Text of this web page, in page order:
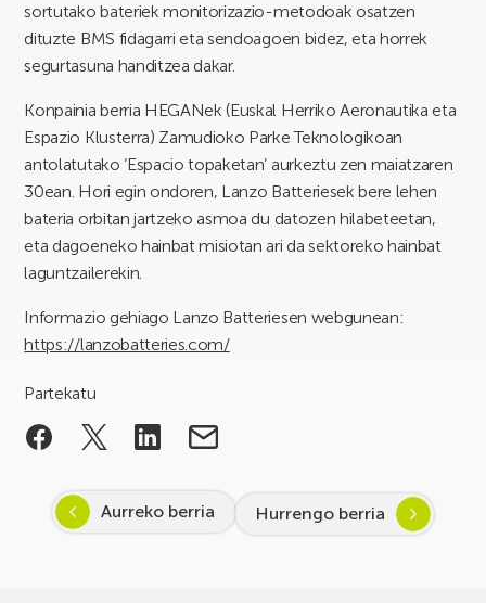
sortutako bateriek monitorizazio-metodoak osatzen
dituzte BMS fidagarri eta sendoagoen bidez, eta horrek
segurtasuna handitzea dakar.
Konpainia berria HEGANek (Euskal Herriko Aeronautika eta
Espazio Klusterra) Zamudioko Parke Teknologikoan
antolatutako ‘Espacio topaketan’ aurkeztu zen maiatzaren
30ean. Hori egin ondoren, Lanzo Batteriesek bere lehen
bateria orbitan jartzeko asmoa du datozen hilabeteetan,
eta dagoeneko hainbat misiotan ari da sektoreko hainbat
laguntzailerekin.
Informazio gehiago Lanzo Batteriesen webgunean:
https://lanzobatteries.com/
Partekatu
Aurreko berria Hurrengo berria